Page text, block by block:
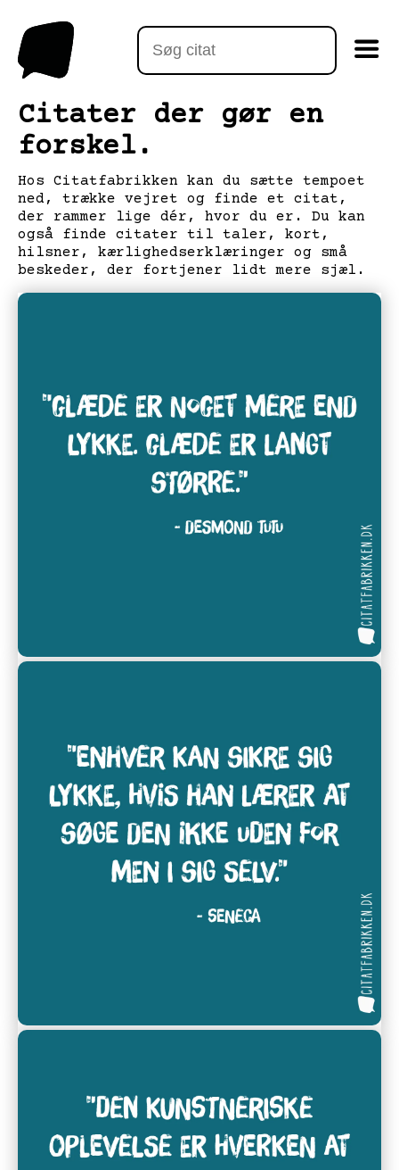
Citater der gør en
forskel.
Hos Citatfabrikken kan du sætte tempoet
ned, trække vejret og finde et citat,
der rammer lige dér, hvor du er. Du kan
også finde citater til taler, kort,
hilsner, kærlighedserklæringer og små
beskeder, der fortjener lidt mere sjæl.